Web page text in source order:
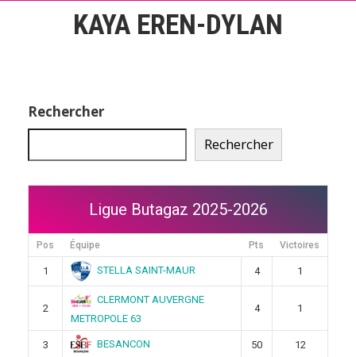
KAYA EREN-DYLAN
Rechercher
Rechercher
Ligue Butagaz 2025-2026
Pos Équipe Pts Victoires
1 STELLA SAINT-MAUR 4 1
2
CLERMONT AUVERGNE
METROPOLE 63
4 1
3 BESANCON 50 12